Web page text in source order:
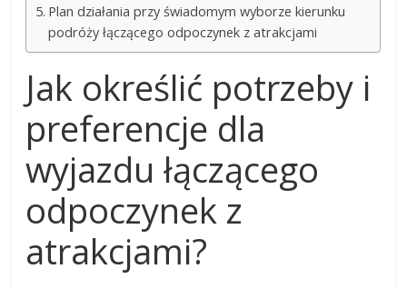
Plan działania przy świadomym wyborze kierunku
podróży łączącego odpoczynek z atrakcjami
Jak określić potrzeby i
preferencje dla
wyjazdu łączącego
odpoczynek z
atrakcjami?